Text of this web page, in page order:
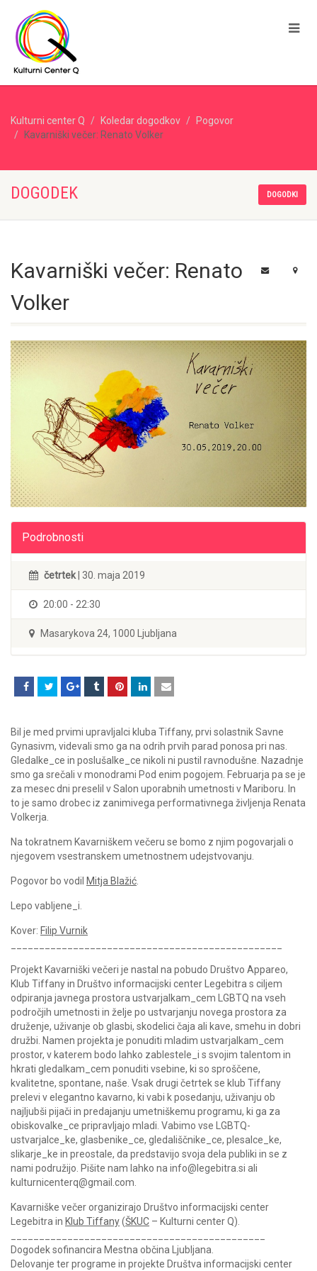
Kulturni center Q Koledar dogodkov
Pogovor
Kavarniški večer: Renato Volker
DOGODEK DOGODKI
Kavarniški večer: Renato
Volker
Podrobnosti
četrtek| 30. maja 2019
20:00 - 22:30
Masarykova 24, 1000 Ljubljana
Bil je med prvimi upravljalci kluba Tiffany, prvi solastnik Savne
Gynasivm, videvali smo ga na odrih prvih parad ponosa pri nas.
Gledalke_ce in poslušalke_ce nikoli ni pustil ravnodušne. Nazadnje
smo ga srečali v monodrami Pod enim pogojem. Februarja pa se je
za mesec dni preselil v Salon uporabnih umetnosti v Mariboru. In
to je samo drobec iz zanimivega performativnega življenja Renata
Volkerja.
Na tokratnem Kavarniškem večeru se bomo z njim pogovarjali o
njegovem vsestranskem umetnostnem udejstvovanju.
Pogovor bo vodil Mitja Blažić.
Lepo vabljene_i.
Kover: Filip Vurnik
Projekt Kavarniški večeri je nastal na pobudo Društvo Appareo,
Klub Tiffany in Društvo informacijski center Legebitra s ciljem
odpiranja javnega prostora ustvarjalkam_cem LGBTQ na vseh
področjih umetnosti in želje po ustvarjanju novega prostora za
druženje, uživanje ob glasbi, skodelici čaja ali kave, smehu in dobri
družbi. Namen projekta je ponuditi mladim ustvarjalkam_cem
prostor, v katerem bodo lahko zablestele_i s svojim talentom in
hkrati gledalkam_cem ponuditi vsebine, ki so sproščene,
kvalitetne, spontane, naše. Vsak drugi četrtek se klub Tiffany
prelevi v elegantno kavarno, ki vabi k posedanju, uživanju ob
najljubši pijači in predajanju umetniškemu programu, ki ga za
obiskovalke_ce pripravljajo mladi. Vabimo vse LGBTQ-
ustvarjalce_ke, glasbenike_ce, gledališčnike_ce, plesalce_ke,
slikarje_ke in preostale, da predstavijo svoja dela publiki in se z
nami podružijo. Pišite nam lahko na info@legebitra.si ali
kulturnicenterq@gmail.com.
Kavarniške večer organizirajo Društvo informacijski center
Legebitra in Klub Tiffany(ŠKUC – Kulturni center Q).
Dogodek sofinancira Mestna občina Ljubljana.
Delovanje ter programe in projekte Društva informacijski center